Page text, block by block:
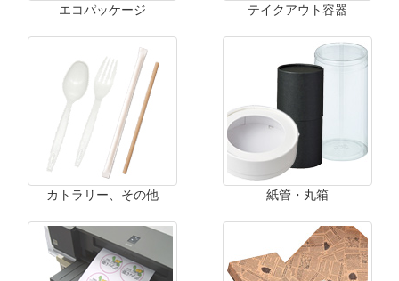
エコパッケージ テイクアウト容器
カトラリー、その他 紙管・丸箱